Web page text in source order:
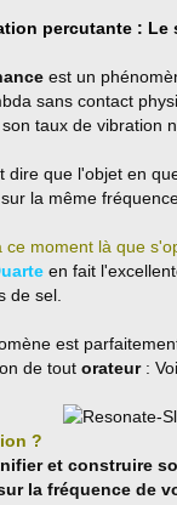
percutante :
est un
sans contact
taux de vibration
dire que l'objet en
la même
ce moment là que
en fait
de sel.
est
de tout orateur:
?
et construire
la fréquence de